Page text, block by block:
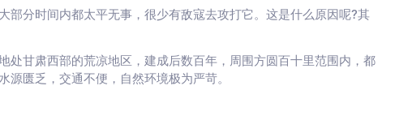
部分时间内都太平无事，很少有敌寇去攻打它。这是什么原因呢?其
处甘肃西部的荒凉地区，建成后数百年，周围方圆百十里范围内，都
匮乏，交通不便，自然环境极为严苛。